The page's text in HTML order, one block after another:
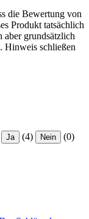
die Bewertung von
Produkt tatsächlich
aber grundsätzlich
Hinweis schließen
Ja (4) Nein (0)